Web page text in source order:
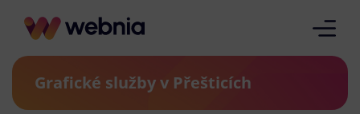
Grafické služby v Přešticích